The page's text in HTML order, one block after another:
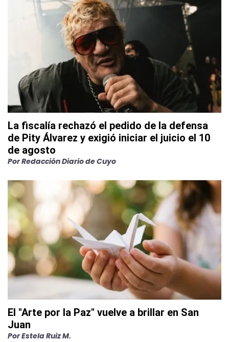
La fiscalía rechazó el pedido de la defensa
de Pity Álvarez y exigió iniciar el juicio el 10
de agosto
PorRedacción Diario de Cuyo
El "Arte por la Paz" vuelve a brillar en San
Juan
PorEstela Ruiz M.